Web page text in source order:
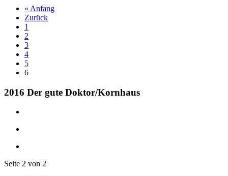
« Anfang
Zurück
1
2
3
4
5
6
2016 Der gute Doktor/Kornhaus
Seite 2 von 2